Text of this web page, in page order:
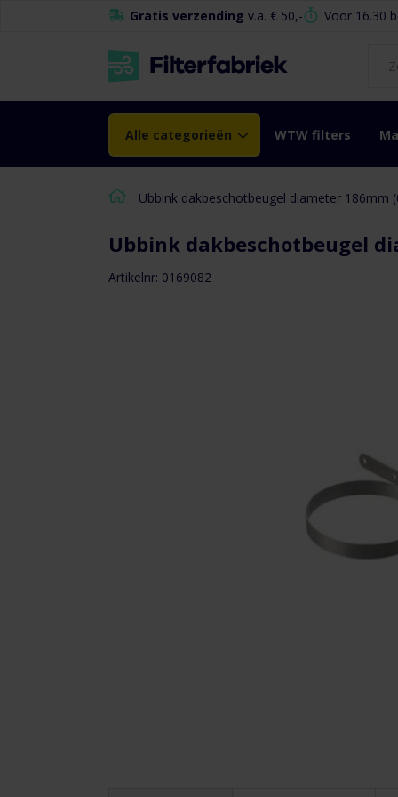
Gratis verzending v.a. € 50,- Voor 16.30
Alle categorieën WTW filters
Ubbink dakbeschotbeugel diameter 186mm
Ubbink dakbeschotbeugel
Artikelnr: 0169082
einde van de